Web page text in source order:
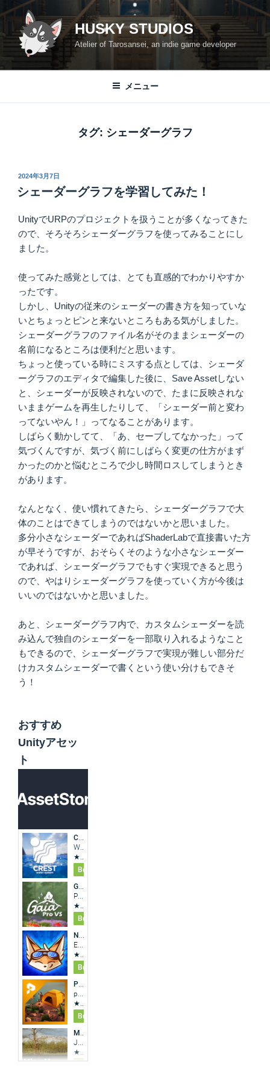
テ
HUSKY STUDIOS
Atelier of Tarosansei, an indie game developer
メニュー
タグ: シェーダーグラフ
投
稿
日:
2024年3月7日
シェーダーグラフを学習してみた！
UnityでURPのプロジェクトを扱うことが多くなってきた
ので、そろそろシェーダーグラフを使ってみることにし
ました。
使ってみた感覚としては、とても直感的でわかりやすか
ったです。
しかし、Unityの従来のシェーダーの書き方を知っていな
いとちょっとピンと来ないところもある気がしました。
シェーダーグラフのファイル名がそのままシェーダーの
名前になるところは便利だと思います。
ちょっと使っている時にミスする点としては、シェーダ
ーグラフのエディタで編集した後に、Save Assetしない
と、シェーダーが反映されないので、たまに反映されな
いままゲームを再生したりして、「シェーダー前と変わ
ってないやん！」ってなることがあります。
しばらく動かしてて、「あ、セーブしてなかった」って
気づくんですが、気づく前にしばらく変更の仕方がまず
かったのかと悩むところで少し時間ロスしてしまうとき
があります。
なんとなく、使い慣れてきたら、シェーダーグラフで大
体のことはできてしまうのではないかと思いました。
多分小さなシェーダーであればShaderLabで直接書いた方
が早そうですが、おそらくそのような小さなシェーダー
であれば、シェーダーグラフでもすぐ実現できると思う
ので、やはりシェーダーグラフを使っていく方が今後は
いいのではないかと思いました。
あと、シェーダーグラフ内で、カスタムシェーダーを読
み込んで独自のシェーダーを一部取り入れるようなこと
もできるので、シェーダーグラフで実現が難しい部分だ
けカスタムシェーダーで書くという使い分けもできそ
う！
おすすめ
Unityアセッ
ト